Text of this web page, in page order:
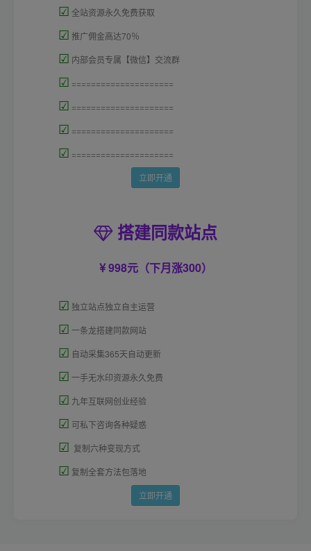
☑ 全站资源永久免费获取
☑ 推广佣金高达70％
☑ 内部会员专属【微信】交流群
☑ =====================
☑ =====================
☑ =====================
☑ =====================
立即开通
搭建同款站点
998元（下月涨300）
☑ 独立站点独立自主运营
☑ 一条龙搭建同款网站
☑ 自动采集365天自动更新
☑ 一手无水印资源永久免费
☑ 九年互联网创业经验
☑ 可私下咨询各种疑惑
☑ 复制六种变现方式
☑ 复制全套方法包落地
立即开通